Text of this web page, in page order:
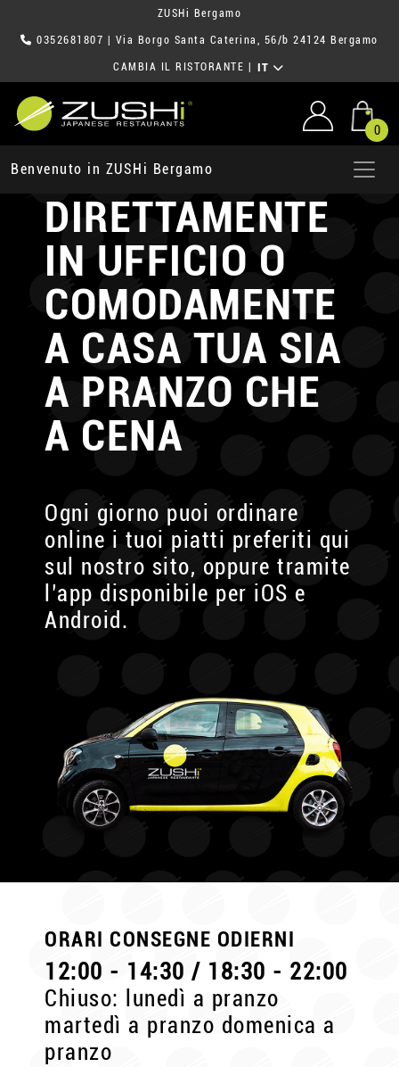
ZUSHi Bergamo
0352681807 | Via Borgo Santa Caterina, 56/b 24124 Bergamo
CAMBIA IL RISTORANTE IT
0
Benvenuto in ZUSHi Bergamo
RICEVI ZUSHi
DIRETTAMENTE
IN UFFICIO O
COMODAMENTE
A CASA TUA SIA
A PRANZO CHE
A CENA
Ogni giorno puoi ordinare
online i tuoi piatti preferiti qui
sul nostro sito, oppure tramite
l’app disponibile per iOS e
Android.
ORARI CONSEGNE ODIERNI
12:00 - 14:30 / 18:30 - 22:00
Chiuso: lunedì a pranzo
martedì a pranzo domenica a
pranzo